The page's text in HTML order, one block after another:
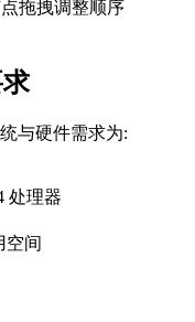
拖拽调整顺序
与硬件需求为:
处理器
空间